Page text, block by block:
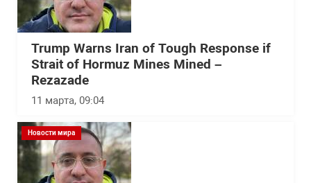
Trump Warns Iran of Tough Response if
Strait of Hormuz Mines Mined –
Rezazade
11 марта, 09:04
Новости мира